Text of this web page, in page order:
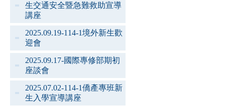
生交通安全暨急難救助宣導
講座
2025.09.19-114-1境外新生歡
迎會
2025.09.17-國際專修部期初
座談會
2025.07.02-114-1僑產專班新
生入學宣導講座